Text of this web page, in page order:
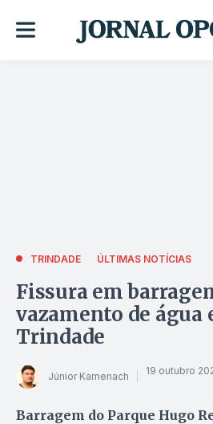
TRINDADE ÚLTIMAS NOTÍCIAS
Fissura em
vazamento de água
Trindade
Júnior Kamenach 19 outubro
Barragem do Parque Hugo